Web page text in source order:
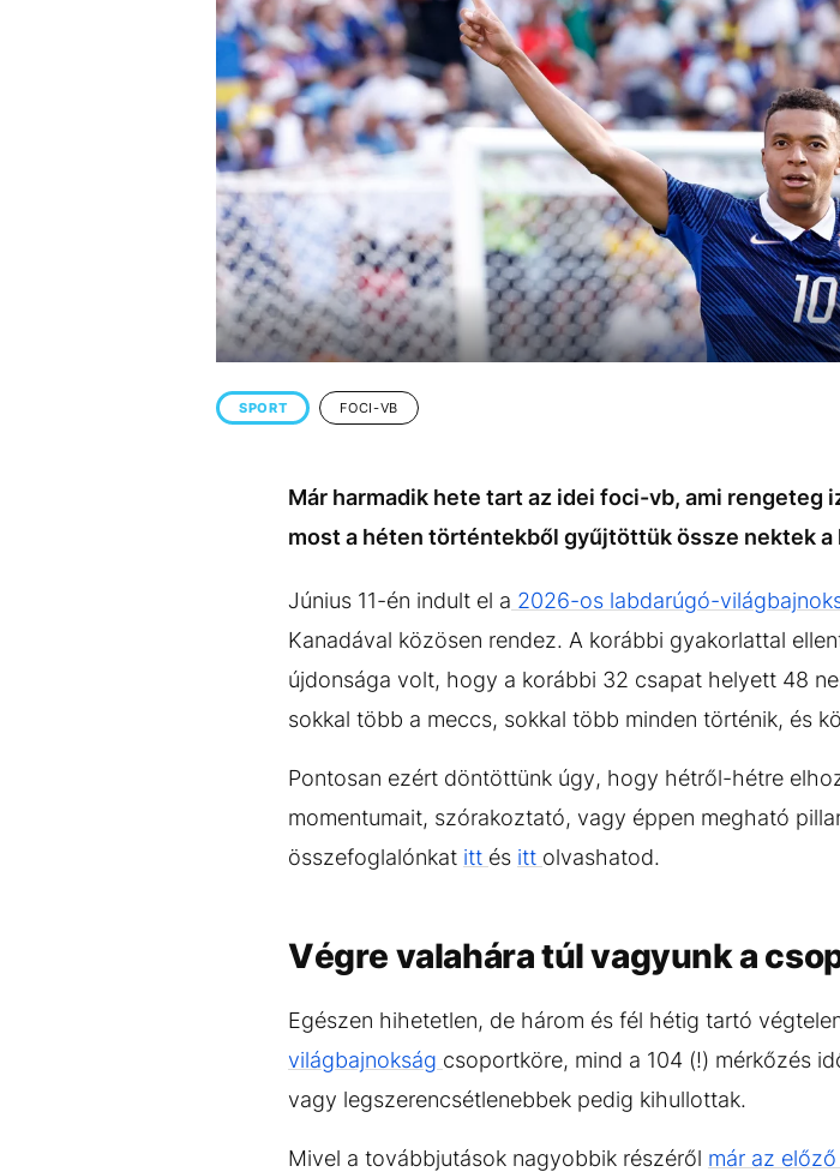
EGYÉB FORMÁTUMOK
Kiemelt tartalmakVideóKvíz
REFRESHER
Médiaajánlat Impresszum
SPORT FOCI-VB
Már harmadik hete tart az idei foci-vb, ami
most a héten történtekből gyűjtöttük össze nektek
Június 11-én indult el a 2026-os labdarúgó-
Kanadával közösen rendez. A korábbi gyakorlattal
újdonsága volt, hogy a korábbi 32 csapat helyett 48
sokkal több a meccs, sokkal több minden történik, és
Pontosan ezért döntöttünk úgy, hogy hétről-hétre
momentumait, szórakoztató, vagy éppen megható
összefoglalónkat itt és itt olvashatod.
Végre valahára túl vagyunk a
Egészen hihetetlen, de három és fél hétig tartó
világbajnokság csoportköre, mind a 104 (!) mérkőzés
vagy legszerencsétlenebbek pedig kihullottak.
Mivel a továbbjutások nagyobbik részéről már az